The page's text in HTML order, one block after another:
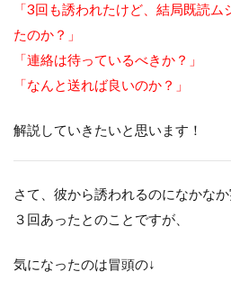
「3回も誘われたけど、結局既読
たのか？」
「連絡は待っているべきか？」
「なんと送れば良いのか？」
解説していきたいと思います！
さて、彼から誘われるのになかな
３回あったとのことですが、
気になったのは冒頭の↓